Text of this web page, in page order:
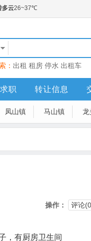
： 出租 租房 停水 出租车
职 转让信息
凤山镇 马山镇 龙
操作： 评论
，有厨房卫生间